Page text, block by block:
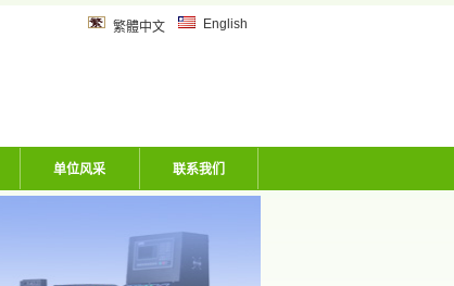
风炮软管、洗车机专用软
繁體中文 English
单位风采 联系我们